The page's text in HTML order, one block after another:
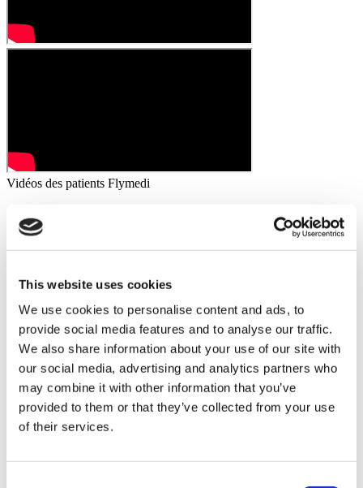
This website uses cookies
We use cookies to personalise content and ads, to
provide social media features and to analyse our traffic.
We also share information about your use of our site with
our social media, advertising and analytics partners who
may combine it with other information that you’ve
provided to them or that they’ve collected from your use
of their services.
Vidéos des patients Flymedi
Destinations
Allemagne(2)
Retour Régions
Flymedi
TÜRSAB – Les transactions sur flymedi.com sont gérées par
MIRAC SARA TOURISM, une agence de voyage de
Groupe A enregistrée auprès de TÜRSAB (Certificat No:
12276).
Tous les traitements sont effectués par un établissement de
santé certifié en tourisme de santé.